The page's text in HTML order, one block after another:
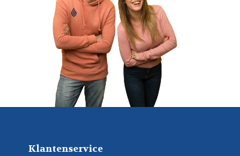
Klantenservice